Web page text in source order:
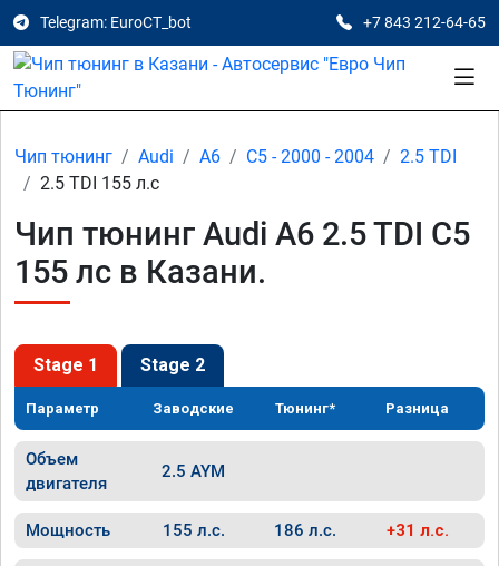
Telegram: EuroCT_bot +7 843 212-64-65
Чип тюнинг Audi A6 C5 - 2000 - 2004
2.5 TDI
2.5 TDI 155 л.с
Чип тюнинг Audi A6 2.5 TDI C5
155 лс в Казани.
Stage 1 Stage 2
Параметр Заводские Тюнинг* Разница
Объем
двигателя
2.5 AYM
Мощность 155 л.с. 186 л.с. +31 л.с.